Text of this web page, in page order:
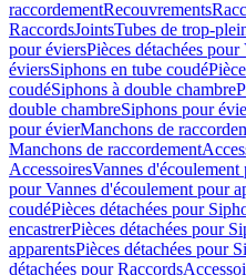
raccordementRecouvrements
RaccordsJointsTubes de trop-
pour éviersPièces détachées
éviersSiphons en tube coudé
coudéSiphons à double chambre
double chambreSiphons pour
pour évierManchons de
Manchons de raccordement
AccessoiresVannes d'écoulement
pour Vannes d'écoulement pour
coudéPièces détachées pour
encastrerPièces détachées pour
apparentsPièces détachées pour
détachées pour Raccords